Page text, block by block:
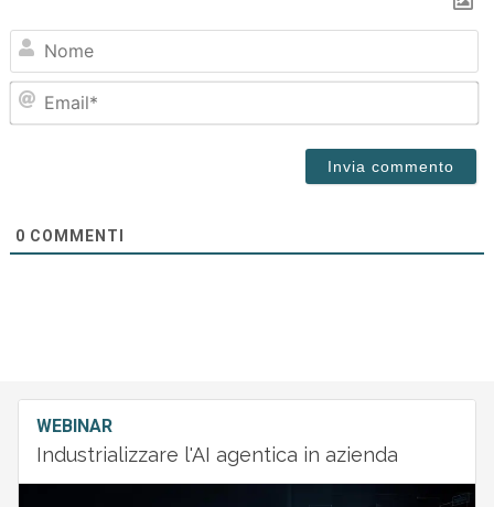
0 COMMENTI
WEBINAR
Industrializzare l'AI agentica in azienda